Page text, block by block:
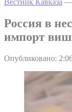
Россия в
импорт
Опубликовано: